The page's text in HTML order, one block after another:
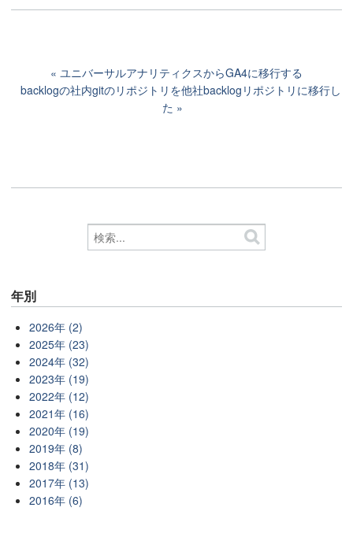
ユニバーサルアナリティクスからGA4に移行する
backlogの社内gitのリポジトリを他社backlogリポジトリに移行し
た
年別
2026年 (2)
2025年 (23)
2024年 (32)
2023年 (19)
2022年 (12)
2021年 (16)
2020年 (19)
2019年 (8)
2018年 (31)
2017年 (13)
2016年 (6)